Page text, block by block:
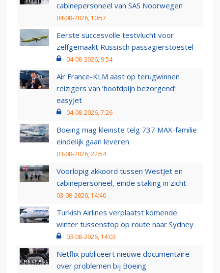
cabinepersoneel van SAS Noorwegen
04-08-2026, 10:57
Eerste succesvolle testvlucht voor
zelfgemaakt Russisch passagierstoestel
04-08-2026, 9:54
Air France-KLM aast op terugwinnen
reizigers van ‘hoofdpijn bezorgend’
easyJet
04-08-2026, 7:26
Boeing mag kleinste telg 737 MAX-familie
eindelijk gaan leveren
03-08-2026, 22:54
Voorlopig akkoord tussen WestJet en
cabinepersoneel, einde staking in zicht
03-08-2026, 14:40
Turkish Airlines verplaatst komende
winter tussenstop op route naar Sydney
03-08-2026, 14:03
Netflix publiceert nieuwe documentaire
over problemen bij Boeing